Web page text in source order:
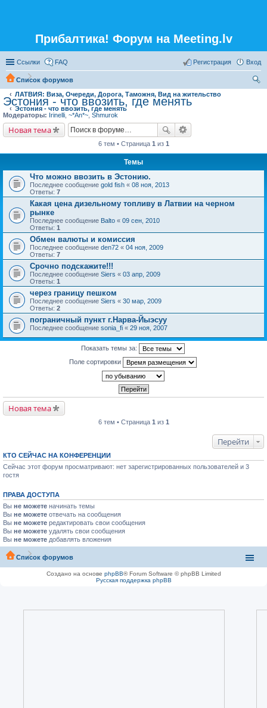
Прибалтика! Форум на Meeting.lv
Ссылки FAQ Вход
Регистрация
Список форумов
ЛАТВИЯ: Виза, Очереди, Дорога, Таможня, Вид на жительство
Эстония - что ввозить, где менять
Эстония - что ввозить, где менять
Модераторы: Irinelli ~*An*~ Shmurok
Новая тема
6 тем • Страница 1 из 1
Темы
Что можно ввозить в Эстонию.
Последнее сообщение gold fish « 08 ноя, 2013
Ответы: 7
Какая цена дизельному топливу в Латвии на черном
рынке
Последнее сообщение Balto « 09 сен, 2010
Ответы: 1
Обмен валюты и комиссия
Последнее сообщение den72 « 04 ноя, 2009
Ответы: 7
Срочно подскажите!!!
Последнее сообщение Siers « 03 апр, 2009
Ответы: 1
через границу пешком
Последнее сообщение Siers « 30 мар, 2009
Ответы: 2
пограничный пункт г.Нарва-Йыэсуу
Последнее сообщение sonia_fi « 29 ноя, 2007
Показать темы за:
Поле сортировки
Новая тема
6 тем • Страница 1 из 1
Перейти
КТО СЕЙЧАС НА КОНФЕРЕНЦИИ
Сейчас этот форум просматривают: нет зарегистрированных пользователей и 3
гостя
ПРАВА ДОСТУПА
Вы не можете начинать темы
Вы не можете отвечать на сообщения
Вы не можете редактировать свои сообщения
Вы не можете удалять свои сообщения
Вы не можете добавлять вложения
Список форумов
Создано на основе phpBB® Forum Software © phpBB Limited
Русская поддержка phpBB